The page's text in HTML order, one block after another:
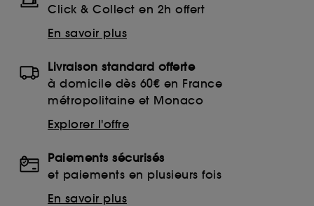
Click & Collect en 2h offert
En savoir plus
Livraison standard offerte
à domicile dès 60€ en France
métropolitaine et Monaco
Explorer l'offre
Paiements sécurisés
et paiements en plusieurs fois
En savoir plus